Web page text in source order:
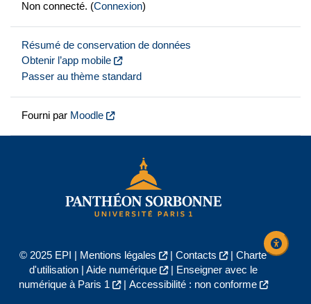
Non connecté. (Connexion)
Résumé de conservation de données
Obtenir l’app mobile
Passer au thème standard
Fourni par Moodle
© 2025 EPI | Mentions légales | Contacts | Charte
d'utilisation| Aide numérique |
Enseigner avec le
numérique à Paris 1
| Accessibilité : non conforme